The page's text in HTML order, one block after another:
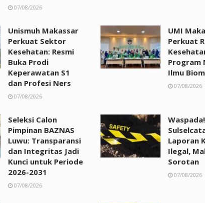
07/08/2026
Unismuh Makassar
Perkuat Sektor
Kesehatan: Resmi
Buka Prodi
Keperawatan S1
dan Profesi Ners
07/08/2026
UMI
Perkuat
Program
Ilmu
07/08/2026
Seleksi Calon
Pimpinan BAZNAS
Luwu: Transparansi
dan Integritas Jadi
Kunci untuk Periode
2026-2031
07/08/2026
Laporan
Ilegal,
Sorotan
07/08/2026